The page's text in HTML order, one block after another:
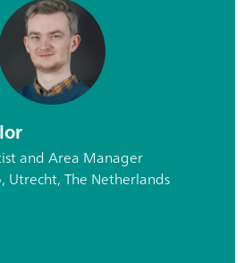
and Area Manager
The Netherlands